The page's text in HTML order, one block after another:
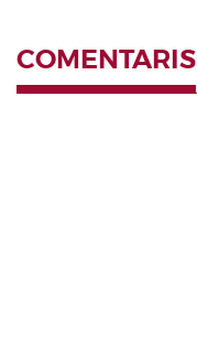
COMENTARIS